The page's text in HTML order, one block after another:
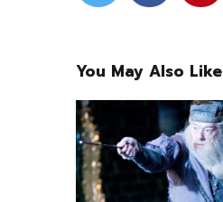
You May Also Like